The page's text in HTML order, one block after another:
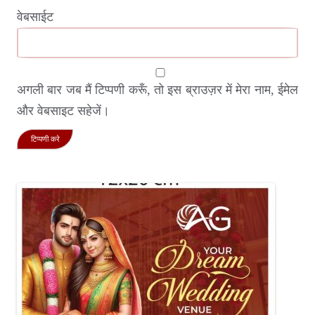
वेबसाईट
अगली बार जब मैं टिप्पणी करूँ, तो इस ब्राउज़र में मेरा नाम, ईमेल
और वेबसाइट सहेजें।